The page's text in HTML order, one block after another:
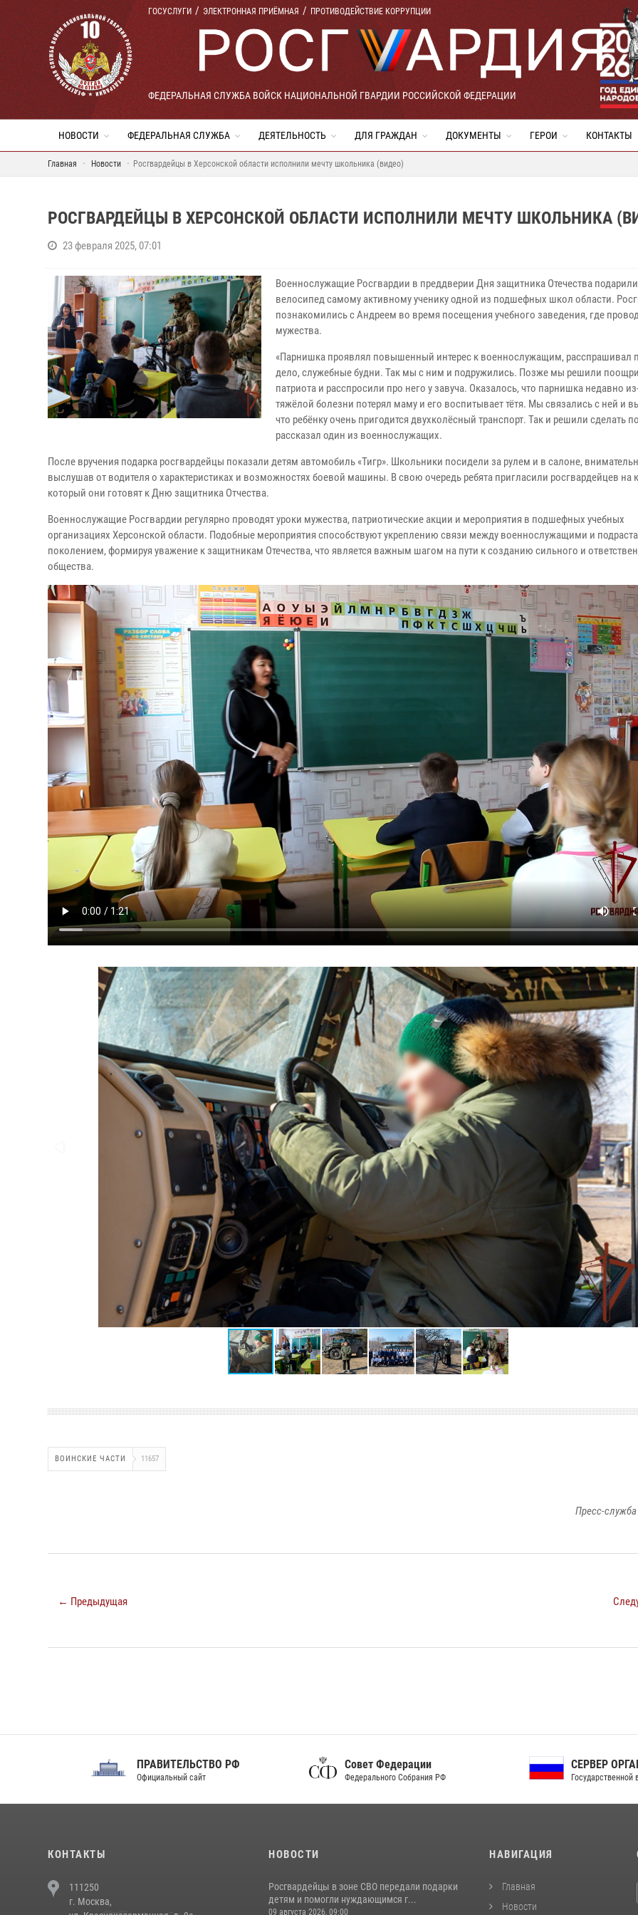
ГОСУСЛУГИ ЭЛЕКТРОННАЯ ПРИЁМНАЯ ПРОТИВОДЕЙСТВИЕ КОРРУПЦИИ
ФЕДЕРАЛЬНАЯ СЛУЖБА ВОЙСК НАЦИОНАЛЬНОЙ ГВАРДИИ РОССИЙСКОЙ ФЕДЕРАЦИИ
НОВОСТИ ФЕДЕРАЛЬНАЯ СЛУЖБА ДЕЯТЕЛЬНОСТЬ ДЛЯ ГРАЖДАН ДОКУМЕНТЫ ГЕРОИ КОНТАКТЫ
Главная Новости Росгвардейцы в Херсонской области исполнили мечту школьника (видео)
РОСГВАРДЕЙЦЫ В ХЕРСОНСКОЙ ОБЛАСТИ ИСПОЛНИЛИ МЕЧТУ ШКОЛЬНИКА
23 февраля 2025, 07:01
Военнослужащие Росгвардии в преддверии Дня защитника Отечества подарили
велосипед самому активному ученику одной из подшефных школ области.
познакомились с Андреем во время посещения учебного заведения, где
мужества.
«Парнишка проявлял повышенный интерес к военнослужащим, расспрашивал
дело, служебные будни. Так мы с ним и подружились. Позже мы решили
патриота и расспросили про него у завуча. Оказалось, что парнишка недавно
тяжёлой болезни потерял маму и его воспитывает тётя. Мы связались с ней и
что ребёнку очень пригодится двухколёсный транспорт. Так и решили сделать
рассказал один из военнослужащих.
После вручения подарка росгвардейцы показали детям автомобиль «Тигр». Школьники посидели за рулем и в салоне,
выслушав от водителя о характеристиках и возможностях боевой машины. В свою очередь ребята пригласили росгвардейцев на
который они готовят к Дню защитника Отчества.
Военнослужащие Росгвардии регулярно проводят уроки мужества, патриотические акции и мероприятия в подшефных учебных
организациях Херсонской области. Подобные мероприятия способствуют укреплению связи между военнослужащими и
поколением, формируя уважение к защитникам Отечества, что является важным шагом на пути к созданию сильного и
общества.
ВОИНСКИЕ ЧАСТИ 11657
Пресс-служба
← Предыдущая
ПРАВИТЕЛЬСТВО РФ
Официальный сайт
Совет Федерации
Федерального Собрания РФ
СЕРВЕР ОРГАНОВ
Государственной власти РФ
КОНТАКТЫ
111250
г. Москва,
НОВОСТИ
Росгвардейцы в зоне СВО передали подарки
детям и помогли нуждающимся г...
09 августа 2026, 09:00
НАВИГАЦИЯ
Главная
Новости